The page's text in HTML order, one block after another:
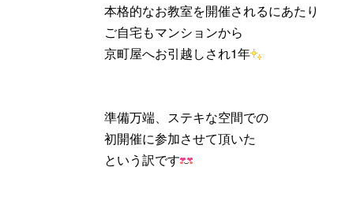
本格的なお教室を開催されるにあたり
ご自宅もマンションから
京町屋へお引越しされ1年
準備万端、ステキな空間での
初開催に参加させて頂いた
という訳です